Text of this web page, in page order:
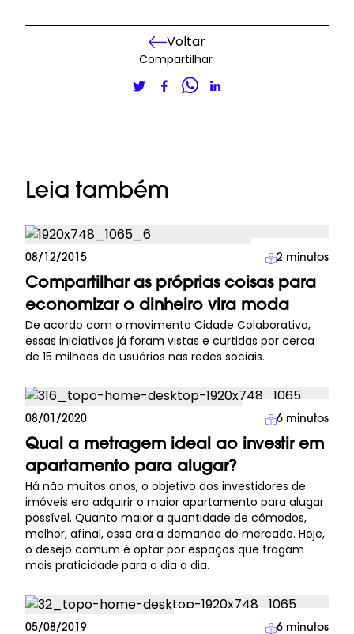
Voltar
Compartilhar
Leia também
Imprensa
08/12/2015 2 minutos
Compartilhar as próprias coisas para
economizar o dinheiro vira moda
De acordo com o movimento Cidade Colaborativa,
essas iniciativas já foram vistas e curtidas por cerca
de 15 milhões de usuários nas redes sociais.
Arquitetura
08/01/2020 6 minutos
Qual a metragem ideal ao investir em
apartamento para alugar?
Há não muitos anos, o objetivo dos investidores de
imóveis era adquirir o maior apartamento para alugar
possível. Quanto maior a quantidade de cômodos,
melhor, afinal, essa era a demanda do mercado. Hoje,
o desejo comum é optar por espaços que tragam
mais praticidade para o dia a dia.
Investimento Imobiliário
05/08/2019 6 minutos